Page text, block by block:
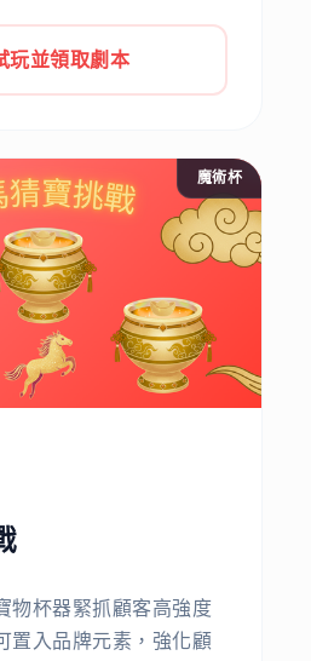
玩並領取劇本
魔術杯
物杯器緊抓顧客高強度
置入品牌元素，強化顧